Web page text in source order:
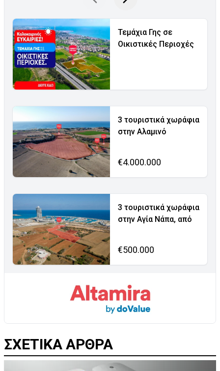
Τεμάχια Γης σε
Οικιστικές Περιοχές
3 τουριστικά χωράφια
στην Αλαμινό
€4.000.000
3 τουριστικά χωράφια
στην Αγία Νάπα, από
€500.000
ΣΧΕΤΙΚΑ ΑΡΘΡΑ